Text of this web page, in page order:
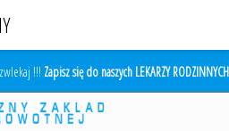
!!! Zapisz się do naszych LEKARZY RODZINNYCH